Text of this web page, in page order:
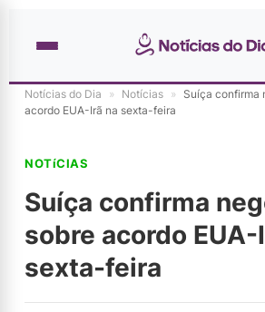
Notícias do Dia » Notícias » Suíça confirma
acordo EUA-Irã na sexta-feira
NOTíCIAS
Suíça confirma
sobre acordo EUA-
sexta-feira